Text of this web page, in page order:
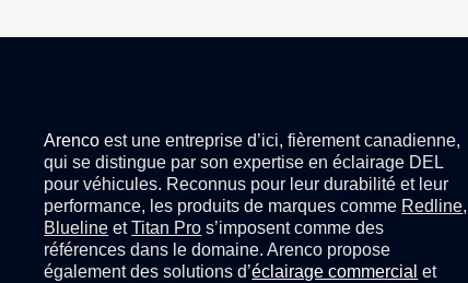
Arenco est une entreprise d’ici, fièrement canadienne,
qui se distingue par son expertise enéclairage DEL
pour véhicules. Reconnus pour leur durabilité et leur
performance, les produits de marques comme Redline,
Blueline etTitan Pro s’imposent comme des
références dans le domaine. Arenco propose
également des solutions d’éclairage commercial et